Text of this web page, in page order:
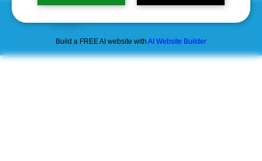
Build a FREE AI website with AI Website Builder